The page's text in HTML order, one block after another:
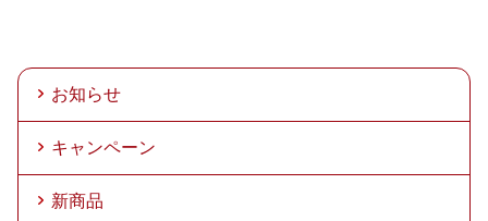
お知らせ
キャンペーン
新商品